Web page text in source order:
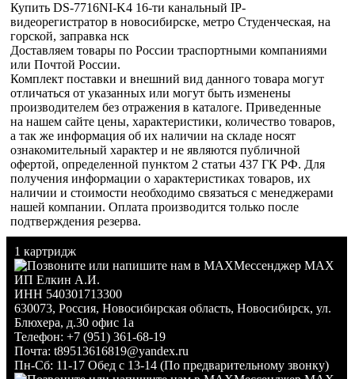
Купить DS-7716NI-K4 16-ти канальный IP-
видеорегистратор в новосибирске, метро Студенческая, на
горской, заправка нск
Доставляем товары по России траспортными компаниями
или Почтой России.
Комплект поставки и внешний вид данного товара могут
отличаться от указанных или могут быть изменены
производителем без отражения в каталоге. Приведенные
на нашем сайте цены, характеристики, количество товаров,
а так же информация об их наличии на складе носят
ознакомительный характер и не являются публичной
офертой, определенной пунктом 2 статьи 437 ГК РФ. Для
получения информации о характеристиках товаров, их
наличии и стоимости необходимо связаться с менеджерами
нашей компании. Оплата производится только после
подтверждения резерва.
1 картридж
Мессенджер MAX
ИП Елкин А.И.
ИНН 540301713300
630073, Россия, Новосибирская область, Новосибирск, ул.
Блюхера, д.30 офис 1а
Телефон: +7 (951) 361-68-19
Почта: t89513616819@yandex.ru
Пн-Сб: 11-17 Обед с 13-14 (По предварительному звонку)